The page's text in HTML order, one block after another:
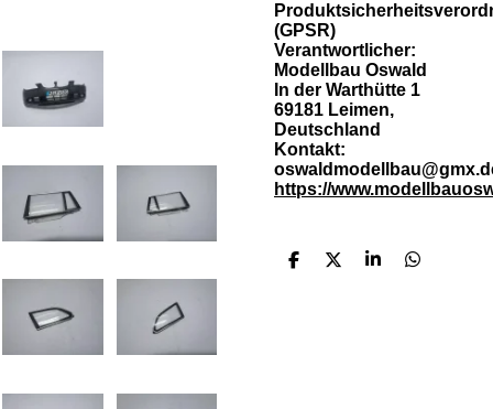
(GPSR)
Verantwortlicher:
Modellbau Oswald
In der Warthütte 1
69181 Leimen,
Deutschland
Kontakt:
https://
T
T
T
T